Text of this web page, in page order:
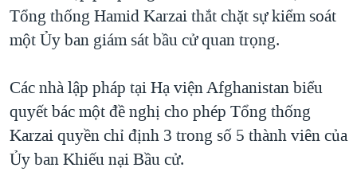
TRỊNH VĨNH BÌNH VS. CHÍNH PHỦ VIỆT NAM
NGƯ DÂN VIỆT VÀ LÀN SÓNG TRỘM HẢI SÂM
QUAN HỆ VIỆT MỸ
Tổng thống Hamid Karzai thắt chặt sự kiểm soát
một Ủy ban giám sát bầu cử quan trọng.
Các nhà lập pháp tại Hạ viện Afghanistan biểu
quyết bác một đề nghị cho phép Tổng thống
Karzai quyền chỉ định 3 trong số 5 thành viên của
Ủy ban Khiếu nại Bầu cử.